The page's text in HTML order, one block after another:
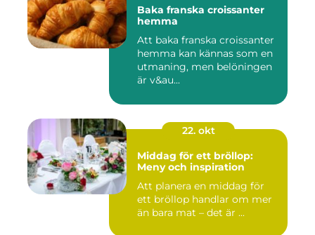
Baka franska croissanter
hemma
Att baka franska croissanter
hemma kan kännas som en
utmaning, men belöningen
är v&au...
22. okt
Middag för ett bröllop:
Meny och inspiration
Att planera en middag för
ett bröllop handlar om mer
än bara mat – det är ...